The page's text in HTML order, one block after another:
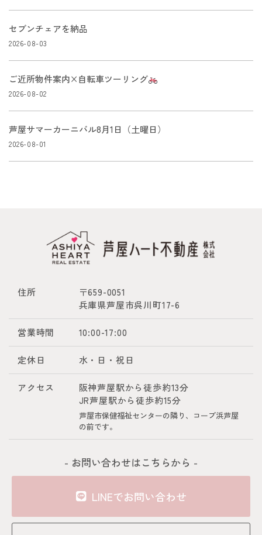
セブンチェアを納品
2026-08-03
ご近所物件案内×自転車ツーリング
2026-08-02
芦屋サマーカーニバル8月1日（土曜日）
2026-08-01
住所
〒659-0051
兵庫県芦屋市呉川町17-6
営業時間 10:00-17:00
定休日 水・日・祝日
アクセス
阪神芦屋駅から徒歩約13分
JR芦屋駅から徒歩約15分
芦屋市保健福祉センターの隣り、コープ浜芦屋
の前です。
- お問い合わせはこちらから -
LINEでお問い合わせ